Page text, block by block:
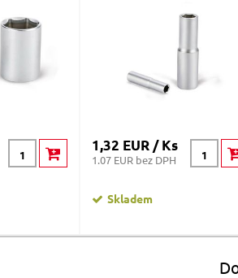
1,32 EUR / Ks
1.07 EUR bez DPH
Skladem